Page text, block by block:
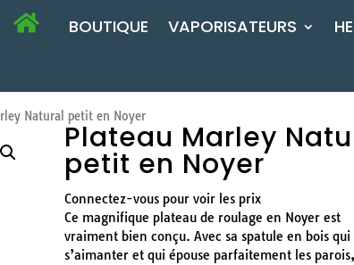
BOUTIQUE VAPORISATEURS
Natural petit en Noyer
Plateau Marley
petit en Noyer
Connectez-vous pour voir les prix
Ce magnifique plateau de roulage en Noyer est
vraiment bien conçu. Avec sa spatule en bois qui
s’aimanter et qui épouse parfaitement les